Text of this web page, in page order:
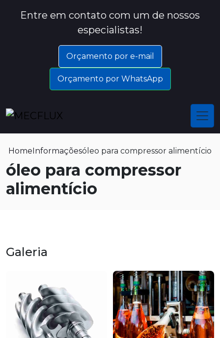
Entre em contato com um de nossos
especialistas!
Orçamento por e-mail
Orçamento por WhatsApp
HomeInformaçõesóleo para compressor alimentício
óleo para compressor
alimentício
Galeria